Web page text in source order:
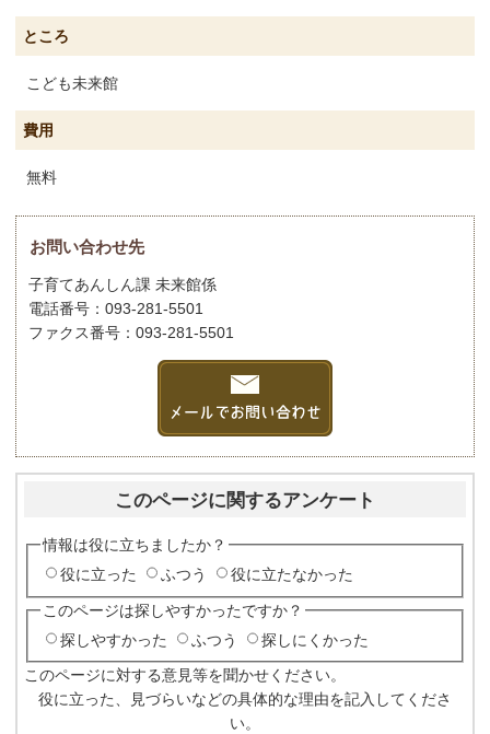
ところ
こども未来館
費用
無料
お問い合わせ先
子育てあんしん課 未来館係
電話番号：093-281-5501
ファクス番号：093-281-5501
このページに関するアンケート
情報は役に立ちましたか？
役に立った
ふつう 役に立たなかった
このページは探しやすかったですか？
探しやすかった
ふつう 探しにくかった
このページに対する意見等を聞かせください。
役に立った、見づらいなどの具体的な理由を記入してくださ
い。